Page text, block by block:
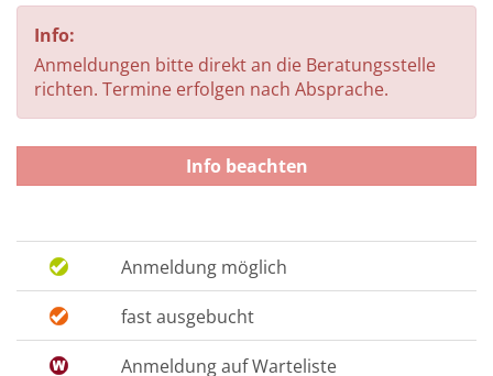
Info:
Anmeldungen bitte direkt an die Beratungsstelle
richten. Termine erfolgen nach Absprache.
Info beachten
Anmeldung möglich
fast ausgebucht
Anmeldung auf Warteliste